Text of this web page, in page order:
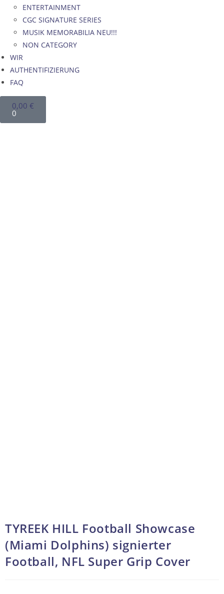
ENTERTAINMENT
CGC SIGNATURE SERIES
MUSIK MEMORABILIA NEU!!!
NON CATEGORY
WIR
AUTHENTIFIZIERUNG
FAQ
0,00 €
0
TYREEK HILL Football Showcase
(Miami Dolphins) signierter
Football, NFL Super Grip Cover